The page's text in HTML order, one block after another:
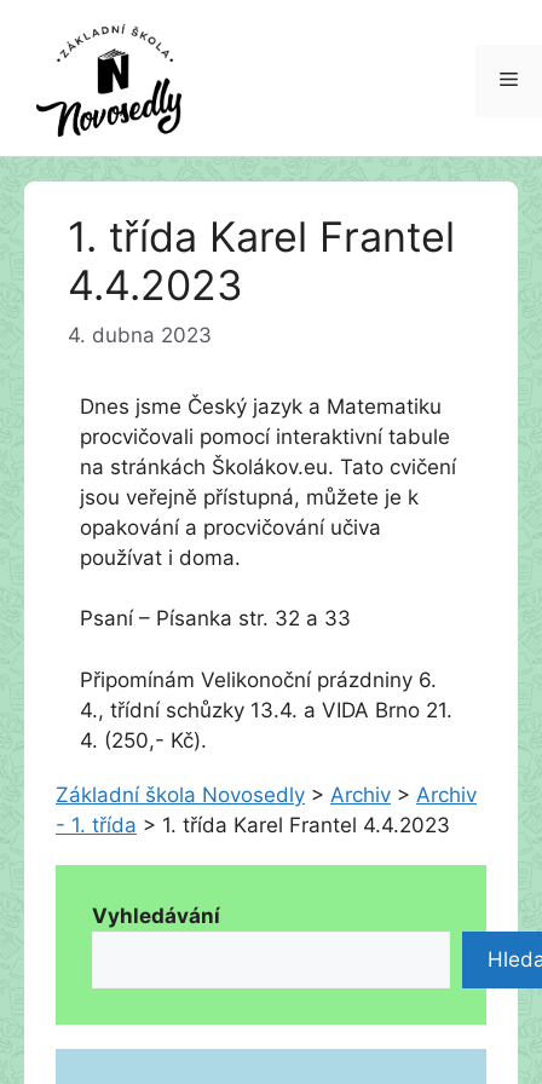
Přeskočit
1. třída Karel Frantel
4.4.2023
4. dubna 2023
Dnes jsme Český jazyk a Matematiku
procvičovali pomocí interaktivní tabule
na stránkách Školákov.eu. Tato cvičení
jsou veřejně přístupná, můžete je k
opakování a procvičování učiva
používat i doma.
Psaní – Písanka str. 32 a 33
Připomínám Velikonoční prázdniny 6.
4., třídní schůzky 13.4. a VIDA Brno 21.
4. (250,- Kč).
Základní škola Novosedly > Archiv > Archiv
- 1. třída > 1. třída Karel Frantel 4.4.2023
Vyhledávání